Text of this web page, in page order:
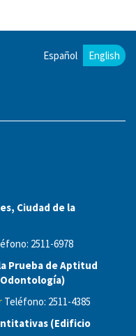
Español English
Ciudad de la
2511-6978
Prueba de Aptitud
Teléfono: 2511-4385
(Edificio